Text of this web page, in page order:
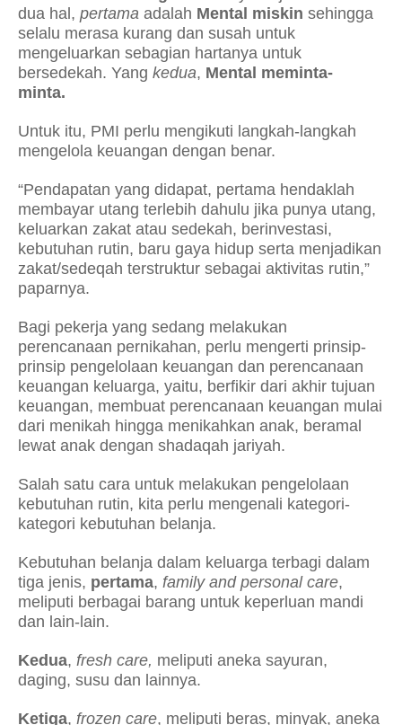
dua hal, pertama adalah Mental miskin sehingga
selalu merasa kurang dan susah untuk
mengeluarkan sebagian hartanya untuk
bersedekah. Yang kedua, Mental meminta-
minta.
Untuk itu, PMI perlu mengikuti langkah-langkah
mengelola keuangan dengan benar.
“Pendapatan yang didapat, pertama hendaklah
membayar utang terlebih dahulu jika punya utang,
keluarkan zakat atau sedekah, berinvestasi,
kebutuhan rutin, baru gaya hidup serta menjadikan
zakat/sedeqah terstruktur sebagai aktivitas rutin,”
paparnya.
Bagi pekerja yang sedang melakukan
perencanaan pernikahan, perlu mengerti prinsip-
prinsip pengelolaan keuangan dan perencanaan
keuangan keluarga, yaitu, berfikir dari akhir tujuan
keuangan, membuat perencanaan keuangan mulai
dari menikah hingga menikahkan anak, beramal
lewat anak dengan shadaqah jariyah.
Salah satu cara untuk melakukan pengelolaan
kebutuhan rutin, kita perlu mengenali kategori-
kategori kebutuhan belanja.
Kebutuhan belanja dalam keluarga terbagi dalam
tiga jenis, pertama, family and personal care,
meliputi berbagai barang untuk keperluan mandi
dan lain-lain.
Kedua, fresh care, meliputi aneka sayuran,
daging, susu dan lainnya.
Ketiga, frozen care, meliputi beras, minyak, aneka